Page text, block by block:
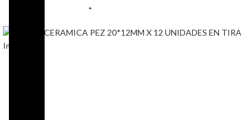
*
Click to enlarge